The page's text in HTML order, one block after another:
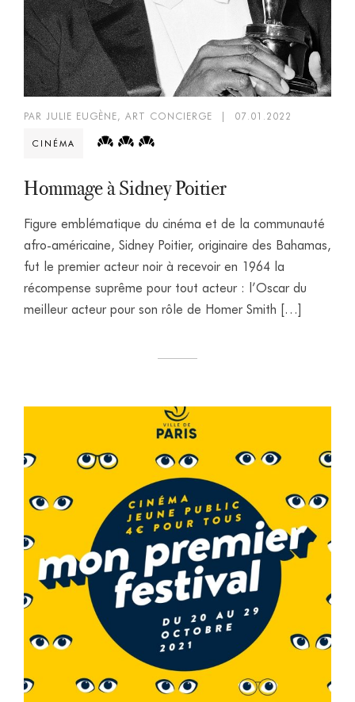
PAR JULIE EUGÈNE, ART CONCIERGE 07.01.2022
CINÉMA
Hommage à Sidney Poitier
Figure emblématique du cinéma et de la communauté
afro-américaine, Sidney Poitier, originaire des Bahamas,
fut le premier acteur noir à recevoir en 1964 la
récompense suprême pour tout acteur : l’Oscar du
meilleur acteur pour son rôle de Homer Smith […]